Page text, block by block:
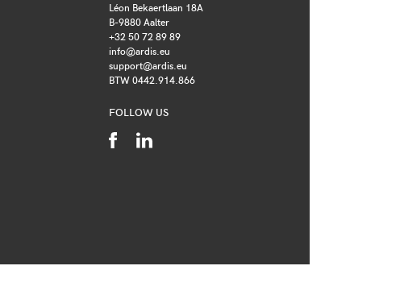
Léon Bekaertlaan 18A
B-9880 Aalter
+32 50 72 89 89
info@ardis.eu
support@ardis.eu
BTW 0442.914.866
FOLLOW US